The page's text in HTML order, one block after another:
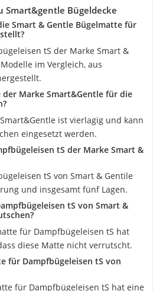
Smart&gentle Bügeldecke
Smart & Gentle Bügelmatte für
tS der Marke Smart &
im Vergleich, aus
der Marke Smart&Gentle für die
ist vierlagig und kann
eingesetzt werden.
tS der Marke Smart &
tS von Smart & Gentile
und insgesamt fünf Lagen.
tS von Smart &
für Dampfbügeleisen tS hat
diese Matte nicht verrutscht.
für Dampfbügeleisen tS von
für Dampfbügeleisen tS hat eine